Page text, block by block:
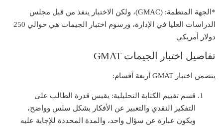
*الجهة المنظمة: (GMAC)، ولكن الاختبار ينفذ من قبل مجلس
الدراسات العليا في الإدارة، ورسوم اختبار الجيمات هي حوالي 250
دولار أمريكي
تفاصيل اختبار الجيمات GMAT
يتضمن اختبار GMAT أربعة أقسام:
قسم تقييم الكتابة التحليلية: يقيس قدرة الطالب على
التفكير النقدي والتعبير عن الأفكار بشكل سلس وواضح،
ويكون عبارة عن سؤال واحد، والمدة المحددة للإجابة عليه